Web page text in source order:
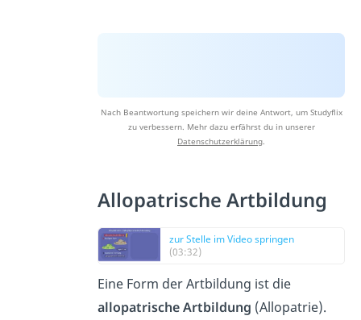
Nach Beantwortung speichern wir deine Antwort, um Studyflix
zu verbessern. Mehr dazu erfährst du in unserer
Datenschutzerklärung.
Allopatrische Artbildung
zur Stelle im Video springen
(03:32)
Eine Form der Artbildung ist die
allopatrische Artbildung (Allopatrie).